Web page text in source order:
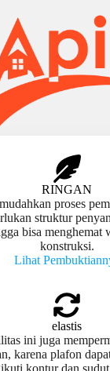
RINGAN
proses
struktur
bisa menghemat
konstruksi.
Lihat
elastis
ini juga
karena plafon
kontur dan